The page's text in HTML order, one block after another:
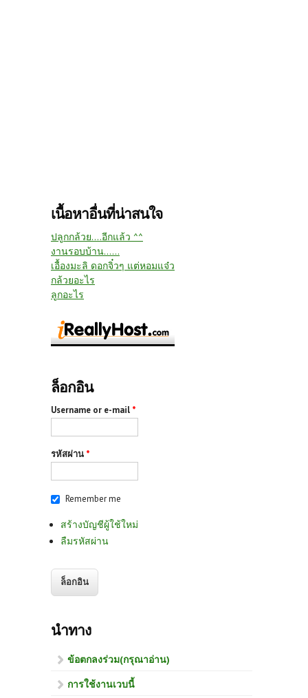
เนื้อหาอื่นที่น่าสนใจ
ปลูกกล้วย....อีกแล้ว ^^
งานรอบบ้าน......
เอื้องมะลิ ดอกจิ๋วๆ แต่หอมแจ๋ว
กล้วยอะไร
ลูกอะไร
ล็อกอิน
Username or e-mail *
รหัสผ่าน *
Remember me
สร้างบัญชีผู้ใช้ใหม่
ลืมรหัสผ่าน
นำทาง
ข้อตกลงร่วม(กรุณาอ่าน)
การใช้งานเวบนี้